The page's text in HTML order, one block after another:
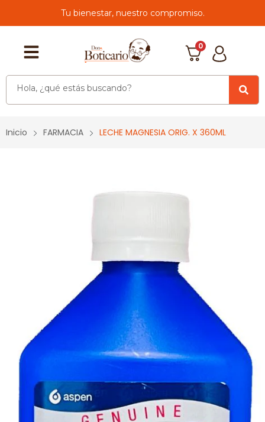
Tu bienestar, nuestro compromiso.
0
Inicio FARMACIA LECHE MAGNESIA ORIG. X 360ML